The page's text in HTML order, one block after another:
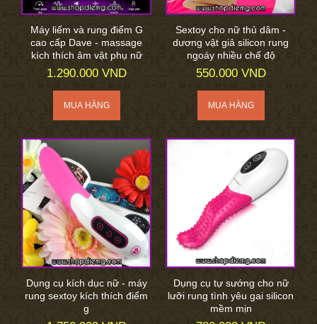
Máy liếm và rung điểm G
cao cấp Dave - massage
kích thích âm vật phụ nữ
1.290.000 VND
Sextoy cho nữ thủ dâm -
dương vật giả silicon rung
ngoáy nhiều chế độ
550.000 VND
Dụng cụ kích dục nữ - máy
rung sextoy kích thích điểm
g
Dụng cụ tự sướng cho nữ
lưỡi rung tình yêu gai silicon
mềm mịn